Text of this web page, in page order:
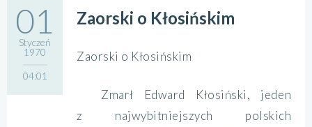
01
Styczeń
1970
04:01
Zaorski o Kłosińskim
Zaorski o Kłosińskim
Zmarł Edward Kłosiński, jeden
z najwybitniejszych polskich